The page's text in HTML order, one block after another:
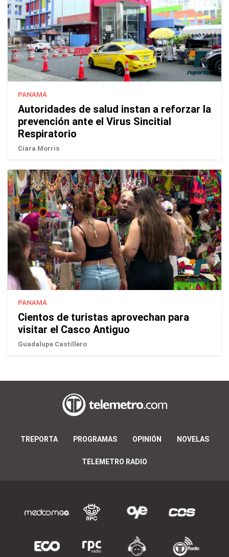
PANAMÁ
Autoridades de salud instan a reforzar la
prevención ante el Virus Sincitial
Respiratorio
Ciara Morris
PANAMÁ
Cientos de turistas aprovechan para
visitar el Casco Antiguo
Guadalupe Castillero
TREPORTA PROGRAMAS OPINIÓN NOVELAS
TELEMETRO RADIO